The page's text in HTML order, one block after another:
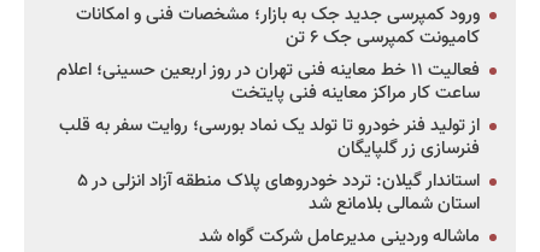
ورود کمپرسی جدید جک به بازار؛ مشخصات فنی و امکانات
کامیونت کمپرسی جک ۶ تن
فعالیت ۱۱ خط معاینه فنی تهران در روز اربعین حسینی؛ اعلام
ساعت کار مراکز معاینه فنی پایتخت
از تولید فنر خودرو تا تولد یک نماد بورسی؛ روایت سفر به قلب
فنرسازی زر گلپایگان
استاندار گیلان: تردد خودروهای پلاک منطقه آزاد انزلی در ۵
استان شمالی بلامانع شد
ماشاله وردینی مدیرعامل شرکت گواه شد